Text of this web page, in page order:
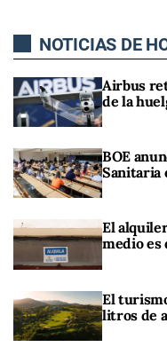
NOTICIAS DE
Airbus
de la
BOE
Sanitaria
El
medio es
El
litros de